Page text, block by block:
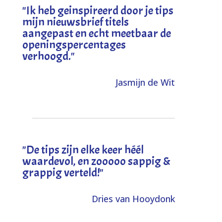
"Ik heb geinspireerd door je tips
mijn nieuwsbrief titels
aangepast en echt meetbaar de
openingspercentages
verhoogd."
Jasmijn de Wit
"De tips zijn elke keer héél
waardevol, en zooooo sappig &
grappig verteld!"
Dries van Hooydonk